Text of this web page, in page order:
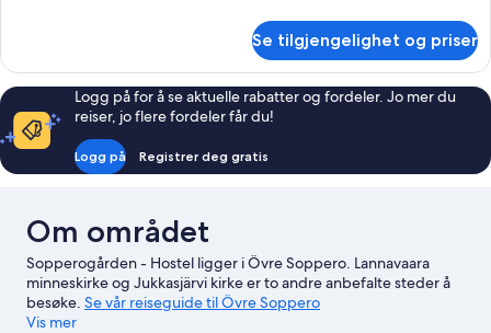
privat
bad
Se tilgjengelighet og priser
Logg på for å se aktuelle rabatter og fordeler. Jo mer du
reiser, jo flere fordeler får du!
Logg på Registrer deg gratis
Om området
Sopperogården - Hostel ligger i Övre Soppero. Lannavaara
minneskirke og Jukkasjärvi kirke er to andre anbefalte steder å
besøke. Se vår reiseguide til Övre Soppero
Vis mer